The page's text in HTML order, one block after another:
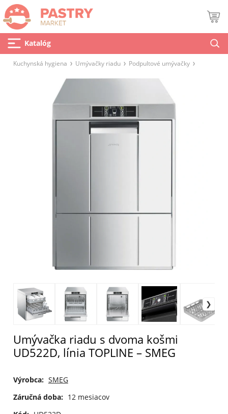
Katalóg
Kuchynská hygiena Umývačky riadu Podpultové umývačky
Umývačka riadu s dvoma košmi
UD522D, línia TOPLINE – SMEG
Výrobca: SMEG
Záručná doba: 12 mesiacov